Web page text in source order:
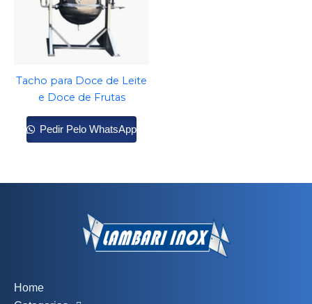
Tacho para Doce de Leite
e Doce de Frutas
Pedir Pelo WhatsApp
Home